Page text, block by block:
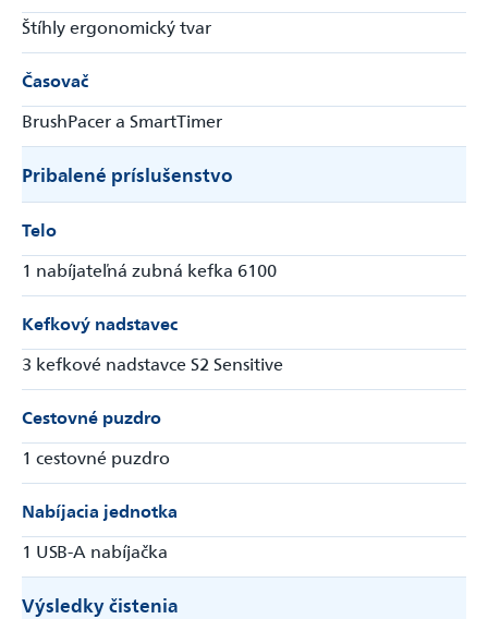
Štíhly ergonomický tvar
Časovač
BrushPacer a SmartTimer
Pribalené príslušenstvo
Telo
1 nabíjateľná zubná kefka 6100
Kefkový nadstavec
3 kefkové nadstavce S2 Sensitive
Cestovné puzdro
1 cestovné puzdro
Nabíjacia jednotka
1 USB-A nabíjačka
Výsledky čistenia